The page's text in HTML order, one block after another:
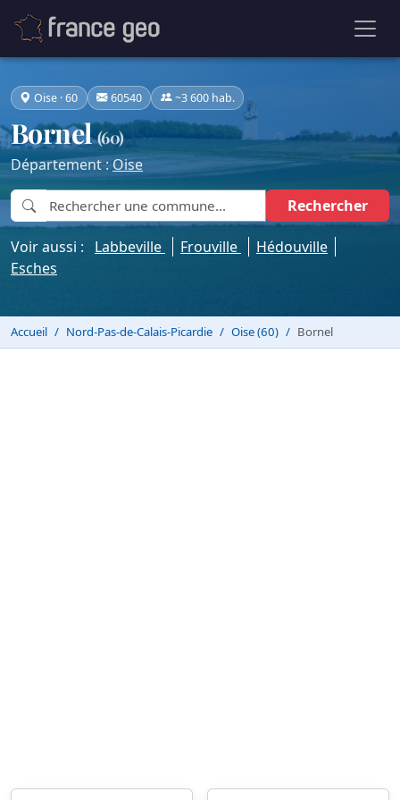
Oise · 60 60540 ~3 600 hab.
Bornel(60)
Département : Oise
Rechercher
Voir aussi : Labbeville Frouville
Hédouville
Esches
Accueil Nord-Pas-de-Calais-Picardie Oise (60) Bornel